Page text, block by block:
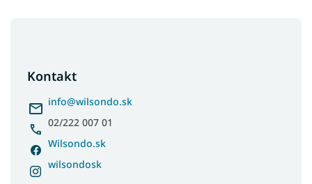
Kontakt
info@wilsondo.sk
02/222 007 01
Wilsondo.sk
wilsondosk